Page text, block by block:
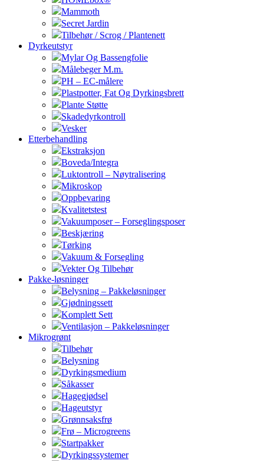
Mammoth
Secret Jardin
Tilbehør / Scrog / Plantenett
Dyrkeutstyr
Mylar Og Bassengfolie
Målebeger M.m.
PH – EC-målere
Plastpotter, Fat Og Dyrkingsbrett
Plante Støtte
Skadedyrkontroll
Vesker
Etterbehandling
Ekstraksjon
Boveda/Integra
Luktontroll – Nøytralisering
Mikroskop
Oppbevaring
Kvalitetstest
Vakuumposer – Forseglingsposer
Beskjæring
Tørking
Vakuum & Forsegling
Vekter Og Tilbehør
Pakke-løsninger
Belysning – Pakkeløsninger
Gjødningssett
Komplett Sett
Ventilasjon – Pakkeløsninger
Mikrogrønt
Tilbehør
Belysning
Dyrkingsmedium
Såkasser
Hagegjødsel
Hageutstyr
Grønnsaksfrø
Frø – Microgreens
Startpakker
Dyrkingssystemer